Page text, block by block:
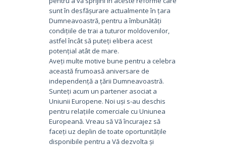
sunt în desfășurare actualmente în țara
Dumneavoastră, pentru a îmbunătăți
condițiile de trai a tuturor moldovenilor,
astfel încât să puteți elibera acest
potențial atât de mare.
Aveți multe motive bune pentru a celebra
această frumoasă aniversare de
independență a țării Dumneavoastră.
Sunteți acum un partener asociat a
Uniunii Europene. Noi uși s-au deschis
pentru relațiile comerciale cu Uniunea
Europeană. Vreau să Vă încurajez să
faceți uz deplin de toate oportunitățile
disponibile pentru a Vă dezvolta și